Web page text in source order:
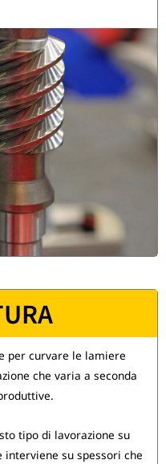
per curvare le lamiere
che varia a seconda
tipo di lavorazione su
interviene su spessori che